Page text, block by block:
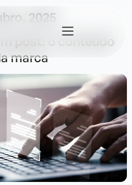
2025
post: o conteúdo
marca